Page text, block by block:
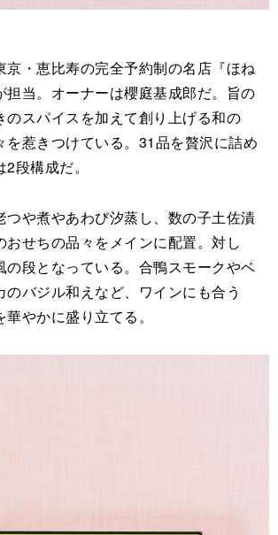
・恵比寿の完全予約制の名店『ほね
担当。オーナーは櫻庭基成郎だ。旨の
のスパイスを加えて創り上げる和の
を惹きつけている。31品を贅沢に詰め
段構成だ。
や煮やあわび汐蒸し、数の子土佐漬
おせちの品々をメインに配置。対し
の段となっている。合鴨スモークやベ
のバジル和えなど、ワインにも合う
やかに盛り立てる。